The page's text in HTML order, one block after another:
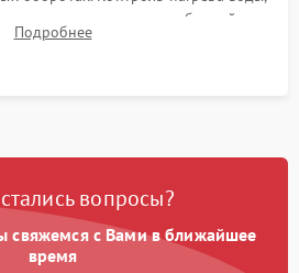
отсутствия излишних вибраций,
и протечек под корпусом.
Подробнее
вопросы?
свяжемся с Вами в ближайшее
время